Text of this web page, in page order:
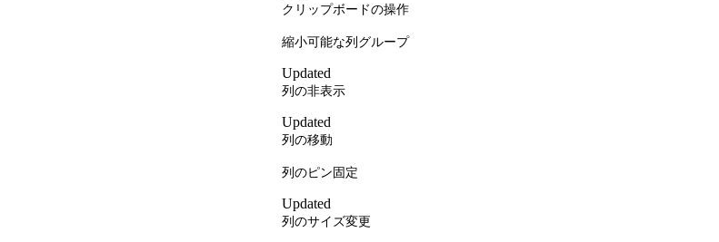
クリップボードの操作
縮小可能な列グループ
Updated
列の非表示
Updated
列の移動
列のピン固定
Updated
列のサイズ変更